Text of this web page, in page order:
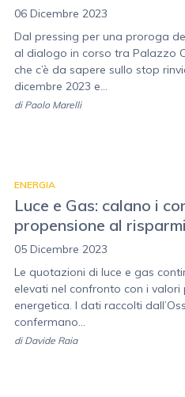
06 Dicembre 2023
Dal pressing per una proroga
al dialogo in corso tra Palazzo
che c’è da sapere sullo stop
dicembre 2023 e...
di Paolo Marelli
ENERGIA
Luce e Gas: calano i
propensione al
05 Dicembre 2023
Le quotazioni di luce e gas
elevati nel confronto con i valori
energetica. I dati raccolti
confermano...
di Davide Raia